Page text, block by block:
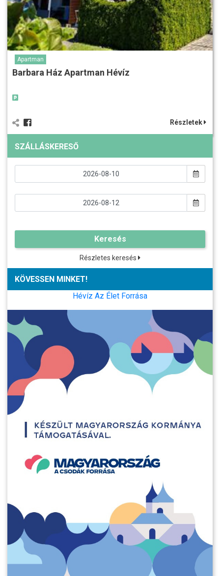
Apartman
Barbara Ház Apartman Hévíz
Részletek
SZÁLLÁSKERESŐ
Keresés
Részletes keresés
KÖVESSEN MINKET!
Hévíz Az Élet Forrása